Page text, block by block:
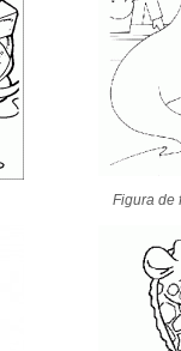
Figura de